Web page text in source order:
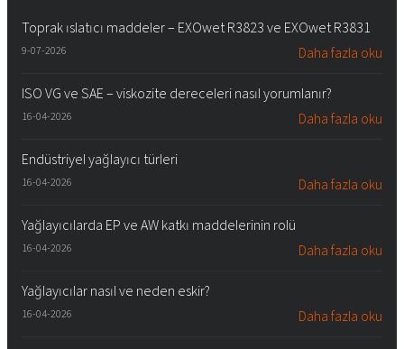
Toprak ıslatıcı maddeler – EXOwet R3823 ve EXOwet R3831
9-07-2026 Daha fazla oku
ISO VG ve SAE – viskozite dereceleri nasıl yorumlanır?
16-04-2026 Daha fazla oku
Endüstriyel yağlayıcı türleri
16-04-2026 Daha fazla oku
Yağlayıcılarda EP ve AW katkı maddelerinin rolü
16-04-2026 Daha fazla oku
Yağlayıcılar nasıl ve neden eskir?
16-04-2026 Daha fazla oku